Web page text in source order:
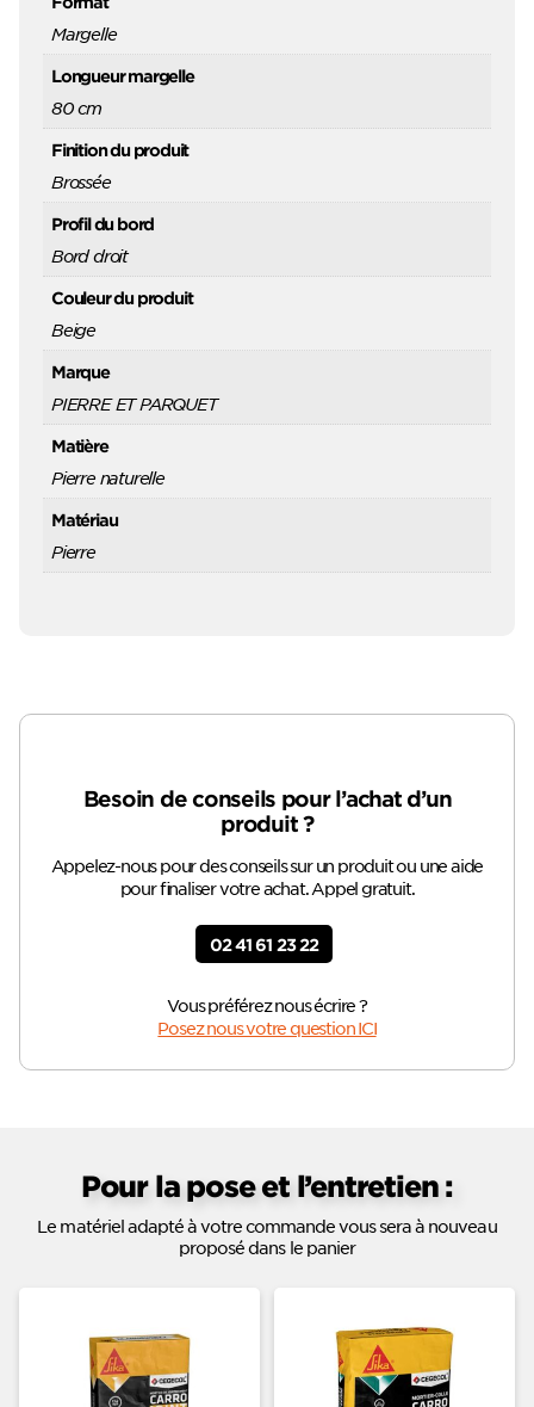
Margelle
Longueur margelle
80 cm
Finition du produit
Brossée
Profil du bord
Bord droit
Couleur du produit
Beige
Marque
PIERRE ET PARQUET
Matière
Pierre naturelle
Matériau
Pierre
Besoin de conseils pour l’achat d’un
produit ?
Appelez-nous pour des conseils sur un produit ou une aide
pour finaliser votre achat. Appel gratuit.
02 41 61 23 22
Vous préférez nous écrire ?
Posez nous votre question ICI
Pour la pose et l’entretien :
Le matériel adapté à votre commande vous sera à nouveau
proposé dans le panier